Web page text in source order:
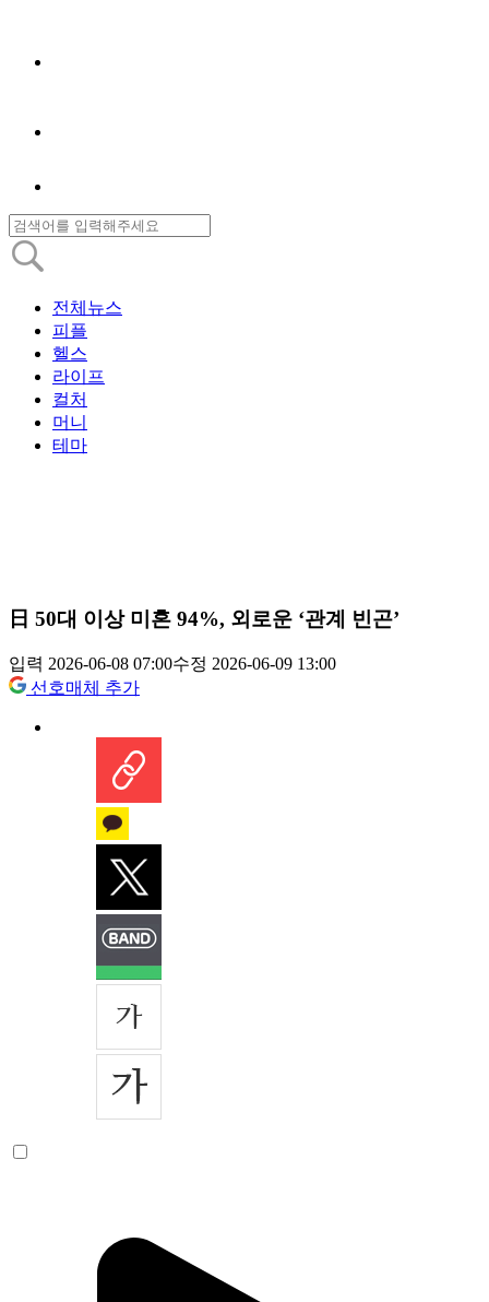
전체뉴스
피플
헬스
라이프
컬처
머니
테마
日 50대 이상 미혼 94%, 외로운 ‘관계 빈곤’
입력 2026-06-08 07:00수정 2026-06-09 13:00
선호매체 추가